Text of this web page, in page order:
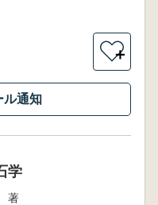
＋
ル通知
学
著